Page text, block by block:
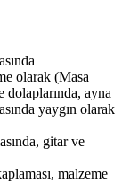
olarak (Masa
ayna
yaygın olarak
gitar ve
malzeme